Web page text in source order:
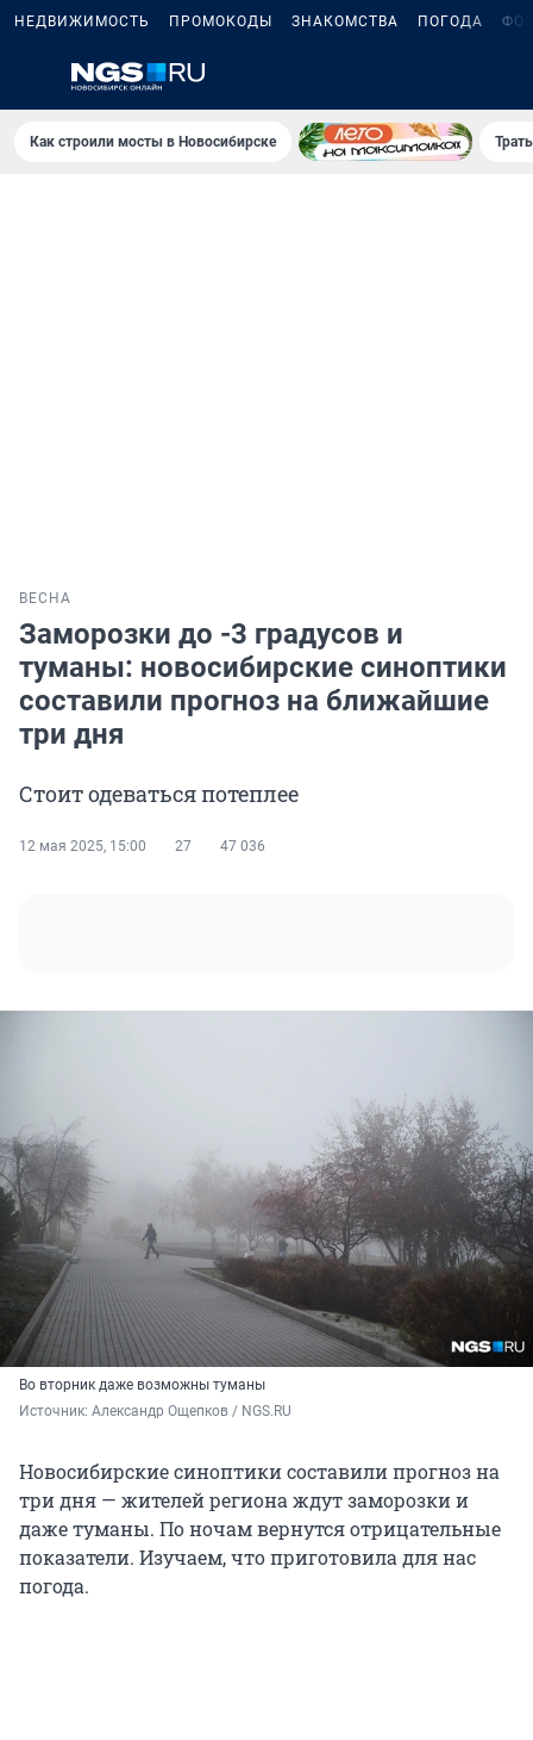
НЕДВИЖИМОСТЬ ПРОМОКОДЫ ЗНАКОМСТВА ПОГОДА
Как строили мосты в Новосибирске
ВЕСНА
Заморозки до -3 градусов и
туманы: новосибирские синоптики
составили прогноз на ближайшие
три дня
Стоит одеваться потеплее
12 мая 2025, 15:00 27 47 036
Во вторник даже возможны туманы
Источник: Александр Ощепков / NGS.RU
Новосибирские синоптики составили прогноз на
три дня — жителей региона ждут заморозки и
даже туманы. По ночам вернутся отрицательные
показатели. Изучаем, что приготовила для нас
погода.